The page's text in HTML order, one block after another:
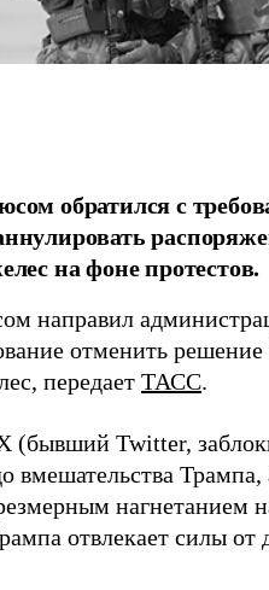
обратился с
на фоне протестов.
направил
отменить решение
передает ТАСС.
(бывший Twitter,
Трампа,
нагнетанием
отвлекает силы